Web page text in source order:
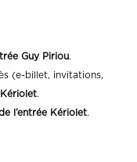
Guy Piriou.
(e-billet, invitations,
.
l’entrée Kériolet.